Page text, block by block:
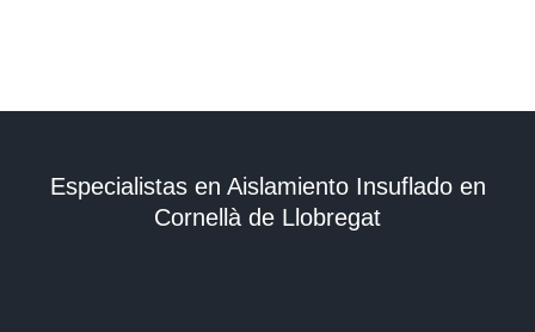
Especialistas en Aislamiento Insuflado en
Cornellà de Llobregat